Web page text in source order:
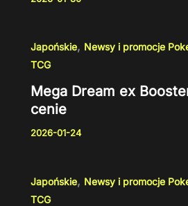
Japońskie, Newsy i promocje
TCG
Mega Dream ex
cenie
2026-01-24
Japońskie, Newsy i promocje
TCG